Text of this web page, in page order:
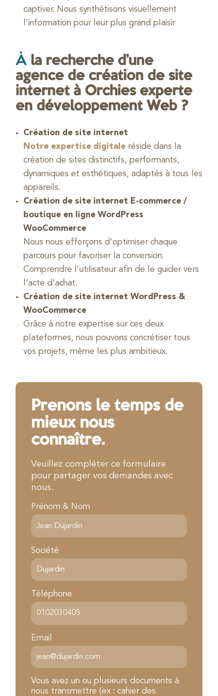
captiver. Nous synthétisons visuellement
l’information pour leur plus grand plaisir
À la recherche d’une
agence de création de site
internet à Orchies experte
en développement Web ?
Création de site internet
Notre expertise digitale réside dans la
création de sites distinctifs, performants,
dynamiques et esthétiques, adaptés à tous les
appareils.
Création de site internet E-commerce /
boutique en ligne WordPress
WooCommerce
Nous nous efforçons d’optimiser chaque
parcours pour favoriser la conversion.
Comprendre l’utilisateur afin de le guider vers
l’acte d’achat.
Création de site internet WordPress &
WooCommerce
Grâce à notre expertise sur ces deux
plateformes, nous pouvons concrétiser tous
vos projets, même les plus ambitieux.
Prenons le temps de
mieux nous
connaître.
Veuillez compléter ce formulaire
pour partager vos demandes avec
nous.
Prénom & Nom
Société
Téléphone
Email
Vous avez un ou plusieurs documents à
nous transmettre (ex : cahier des